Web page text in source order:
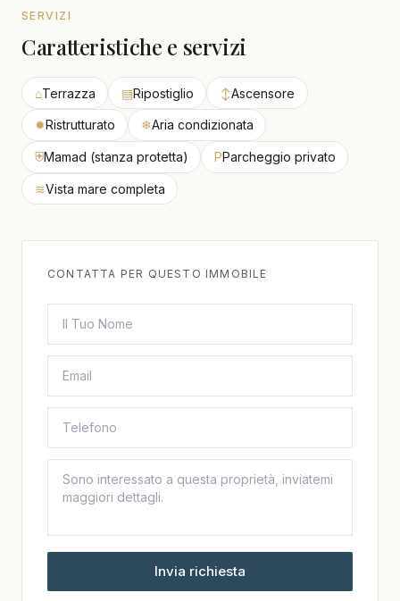
SERVIZI
Caratteristiche e servizi
⌂Terrazza ▤Ripostiglio ↕Ascensore
✹Ristrutturato ❄Aria condizionata
⛨Mamad (stanza protetta) PParcheggio privato
≋Vista mare completa
CONTATTA PER QUESTO IMMOBILE
Invia richiesta